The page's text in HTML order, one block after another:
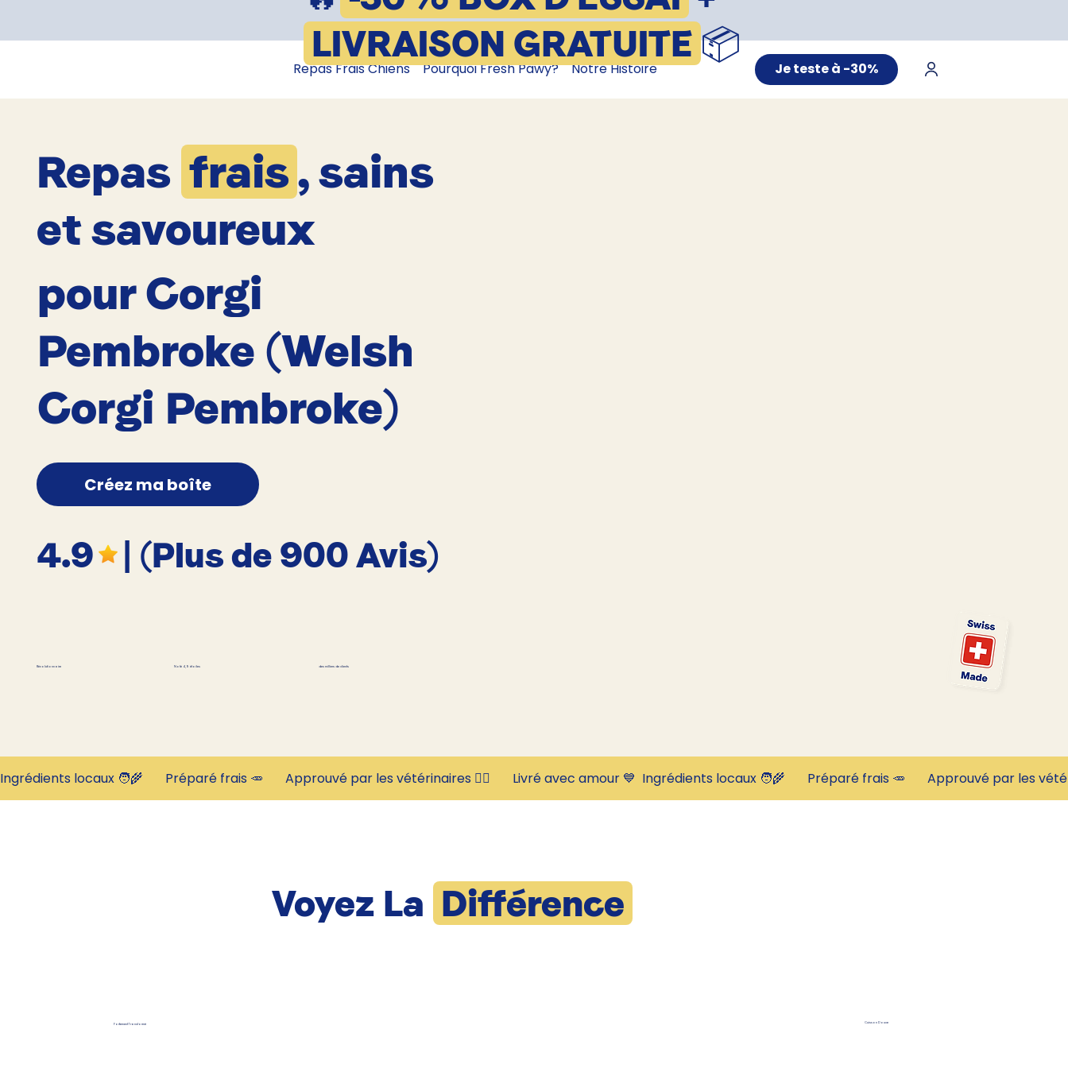
Repas Frais Chiens Pourquoi Fresh Pawy? Notre Histoire Je teste à -30%
LIVRAISON GRATUITE 📦
Repas frais, sains
et savoureux
pour Corgi
Pembroke (Welsh
Corgi Pembroke)
Créez ma boîte
4.9 | (Plus de 900 Avis)
Révolutionnaire Noté 4,9 étoiles des milliers de clients
Ingrédients locaux 🧑‍🌾       Préparé frais 🥕       Approuvé par les vétérinaires 👩‍⚕️       Livré avec amour 💙
Voyez La Différence
Fortement Transformé Cuisson Douce